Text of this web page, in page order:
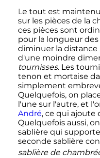
Le tout est
sur les pièces de la
ces pièces sont
pour la longueur
diminuer la distance
d'une moindre
tournisses.Les
tenon et mortaise
simplement
Quelquefois, on
l'une sur l'autre, et
André, ce qui ajoute
Quelquefois aussi,
sablière qui
seconde sablière
sablière de